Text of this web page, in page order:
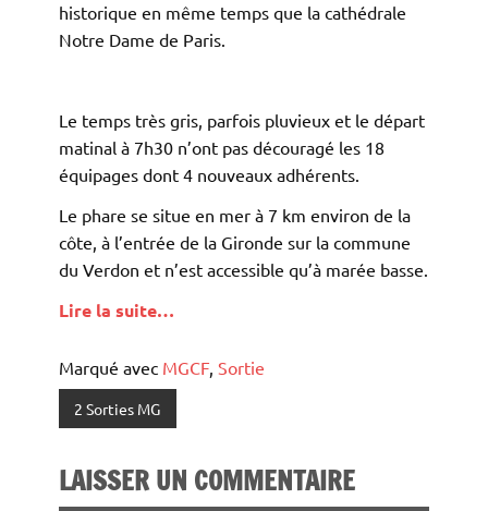
historique en même temps que la cathédrale
Notre Dame de Paris.
Le temps très gris, parfois pluvieux et le départ
matinal à 7h30 n’ont pas découragé les 18
équipages dont 4 nouveaux adhérents.
Le phare se situe en mer à 7 km environ de la
côte, à l’entrée de la Gironde sur la commune
du Verdon et n’est accessible qu’à marée basse.
Lire la suite…
Marqué avec MGCF, Sortie
2 Sorties MG
LAISSER UN COMMENTAIRE